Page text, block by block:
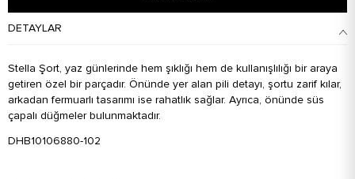
DETAYLAR
Stella Şort, yaz günlerinde hem şıklığı hem de kullanışlılığı bir araya
getiren özel bir parçadır. Önünde yer alan pili detayı, şortu zarif kılar,
arkadan fermuarlı tasarımı ise rahatlık sağlar. Ayrıca, önünde süs
çapalı düğmeler bulunmaktadır.
DHB10106880-102